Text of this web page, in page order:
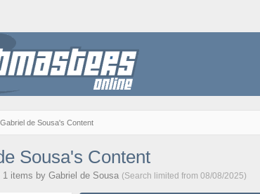
Gabriel de Sousa's Content
Sousa's Content
1 items by Gabriel de Sousa (Search limited from 08/08/2025)